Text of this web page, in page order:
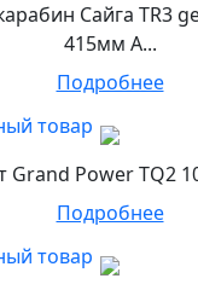
Сайга TR3
415мм А...
Подробнее
товар
Grand Power TQ2
Подробнее
товар